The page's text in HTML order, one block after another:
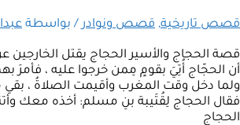
قصص تاريخية, قصص ونوادر / بواسطة
قصة الحجاج والأسير الحجاج يقتل الخارجين
أن الحجّاج أُتِيَ بقومٍ مِمن خرجوا عليه ، فأمرَ
ولما دخل وقت المغرب وأقيمت الصلاةُ ، بقي
فقال الحجاج لِقُتَيبة بنِ مسلم: أخذه معك
الحجاج